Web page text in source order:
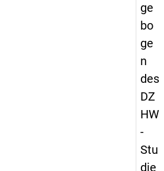
ge
bo
ge
n
des
DZ
HW
-
Stu
die